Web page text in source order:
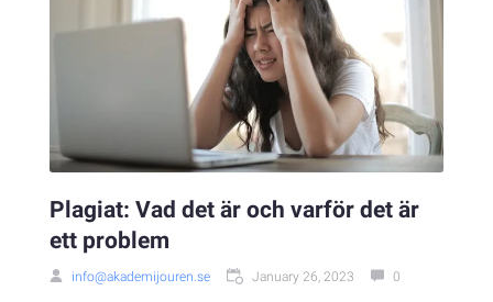
Plagiat: Vad det är och varför det är
ett problem
info@akademijouren.se January 26, 2023 0